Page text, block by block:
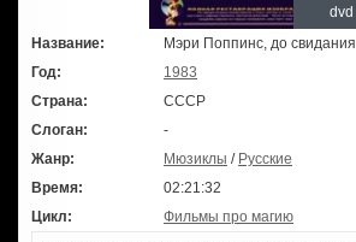
dvd
Название:
Мэри Поппинс, до свидания
Год:
1983
Страна:
СССР
Слоган:
-
Жанр:
Мюзиклы / Русские
Время:
02:21:32
Цикл:
Фильмы про магию